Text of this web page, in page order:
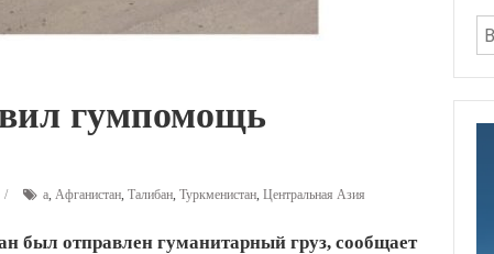
гумпомощь
а, Афганистан, Талибан, Туркменистан, Центральная Азия
был отправлен гуманитарный груз, сообщает